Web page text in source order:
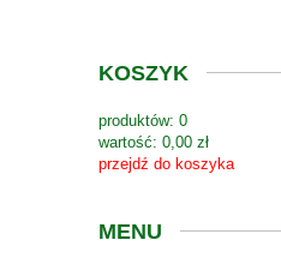
KOSZYK
produktów: 0
wartość: 0,00 zł
przejdź do koszyka
MENU